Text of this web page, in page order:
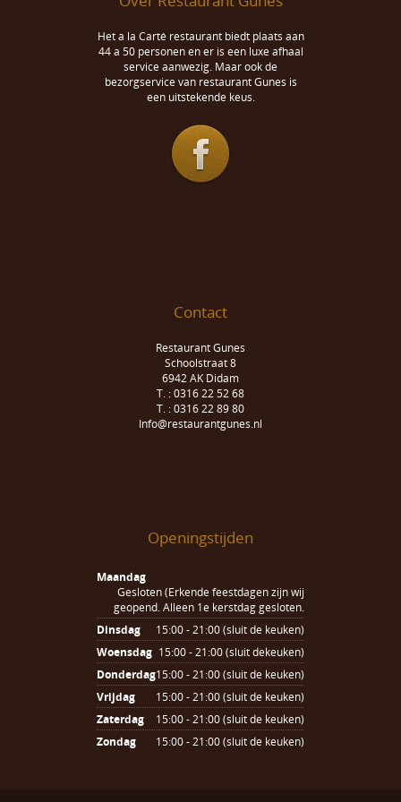
Het a la Carté restaurant biedt plaats aan
44 a 50 personen en er is een luxe afhaal
service aanwezig. Maar ook de
bezorgservice van restaurant Gunes is
een uitstekende keus.
Contact
Restaurant Gunes
Schoolstraat 8
6942 AK Didam
T. : 0316 22 52 68
T. : 0316 22 89 80
Info@restaurantgunes.nl
Openingstijden
Maandag
Gesloten (Erkende feestdagen zijn wij
geopend. Alleen 1e kerstdag gesloten.
Dinsdag
15:00 - 21:00 (sluit de keuken)
Woensdag 15:00 - 21:00 (sluit dekeuken)
Donderdag15:00 - 21:00 (sluit de keuken)
Vrijdag
15:00 - 21:00 (sluit de keuken)
Zaterdag
15:00 - 21:00 (sluit de keuken)
Zondag
15:00 - 21:00 (sluit de keuken)